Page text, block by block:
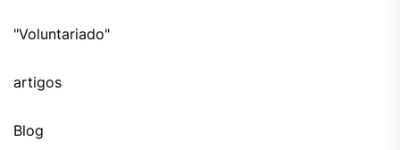
"Voluntariado"
artigos
Blog